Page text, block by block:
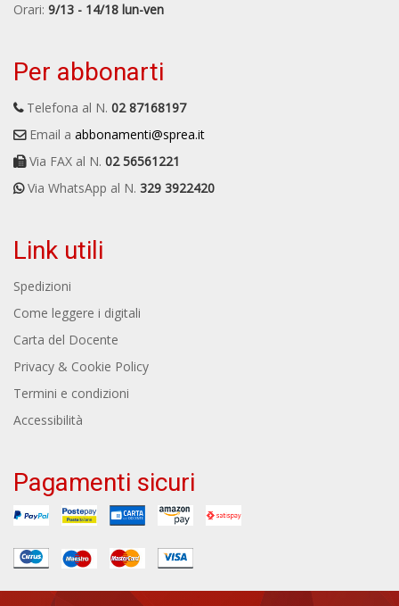
Orari: 9/13 - 14/18 lun-ven
Per abbonarti
Telefona al N. 02 87168197
Email a abbonamenti@sprea.it
Via FAX al N. 02 56561221
Via WhatsApp al N. 329 3922420
Link utili
Spedizioni
Come leggere i digitali
Carta del Docente
Privacy & Cookie Policy
Termini e condizioni
Accessibilità
Pagamenti sicuri